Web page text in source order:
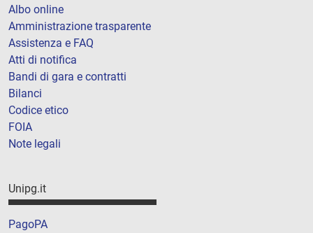
Albo online
Amministrazione trasparente
Assistenza e FAQ
Atti di notifica
Bandi di gara e contratti
Bilanci
Codice etico
FOIA
Note legali
Unipg.it
PagoPA